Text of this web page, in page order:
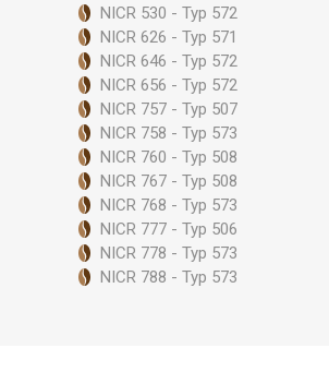
NICR 530 - Typ 572
NICR 626 - Typ 571
NICR 646 - Typ 572
NICR 656 - Typ 572
NICR 757 - Typ 507
NICR 758 - Typ 573
NICR 760 - Typ 508
NICR 767 - Typ 508
NICR 768 - Typ 573
NICR 777 - Typ 506
NICR 778 - Typ 573
NICR 788 - Typ 573